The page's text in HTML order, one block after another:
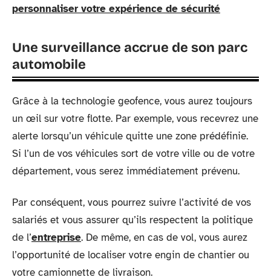
personnaliser votre expérience de sécurité
Une surveillance accrue de son parc
automobile
Grâce à la technologie geofence, vous aurez toujours
un œil sur votre flotte. Par exemple, vous recevrez une
alerte lorsqu’un véhicule quitte une zone prédéfinie.
Si l’un de vos véhicules sort de votre ville ou de votre
département, vous serez immédiatement prévenu.
Par conséquent, vous pourrez suivre l’activité de vos
salariés et vous assurer qu’ils respectent la politique
de l’entreprise. De même, en cas de vol, vous aurez
l’opportunité de localiser votre engin de chantier ou
votre camionnette de livraison.